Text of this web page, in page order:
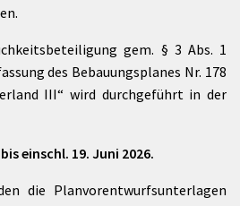
gem. § 3 Abs. 1
des Bebauungsplanes Nr. 178
III“ wird durchgeführt in der
einschl. 19. Juni 2026.
die Planvorentwurfsunterlagen